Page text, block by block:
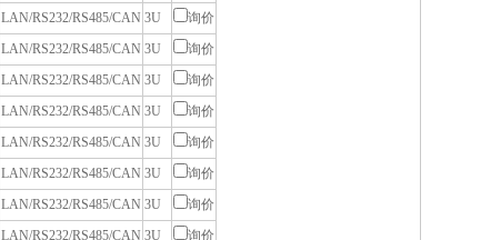
LAN/RS232/RS485/CAN 3U
询价
LAN/RS232/RS485/CAN 3U
询价
LAN/RS232/RS485/CAN 3U
询价
LAN/RS232/RS485/CAN 3U
询价
LAN/RS232/RS485/CAN 3U
询价
LAN/RS232/RS485/CAN 3U
询价
LAN/RS232/RS485/CAN 3U
询价
LAN/RS232/RS485/CAN 3U
询价